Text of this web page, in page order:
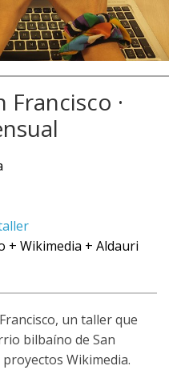
Francisco ·
+ Wikimedia + Aldauri
un taller que
bilbaíno de San
Wikimedia.